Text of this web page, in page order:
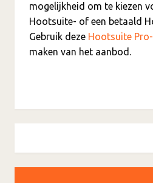
mogelijkheid om te kiezen
Hootsuite- of een betaald
Gebruik deze Hootsuite
maken van het aanbod.